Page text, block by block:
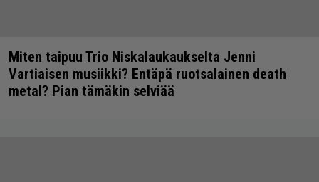
Miten taipuu Trio Niskalaukaukselta Jenni
Vartiaisen musiikki? Entäpä ruotsalainen death
metal? Pian tämäkin selviää